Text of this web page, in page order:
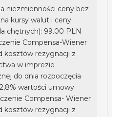
niezmienności ceny bez
kursy walut i ceny
chętnych): 99.00 PLN
Compensa-Wiener
kosztów rezygnacji z
w imprezie
do dnia rozpoczęcia
wartości umowy
Compensa- Wiener
kosztów rezygnacji z